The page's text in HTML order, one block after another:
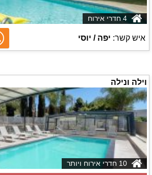
איש קשר: יפה / יוסי
וילה ונילה